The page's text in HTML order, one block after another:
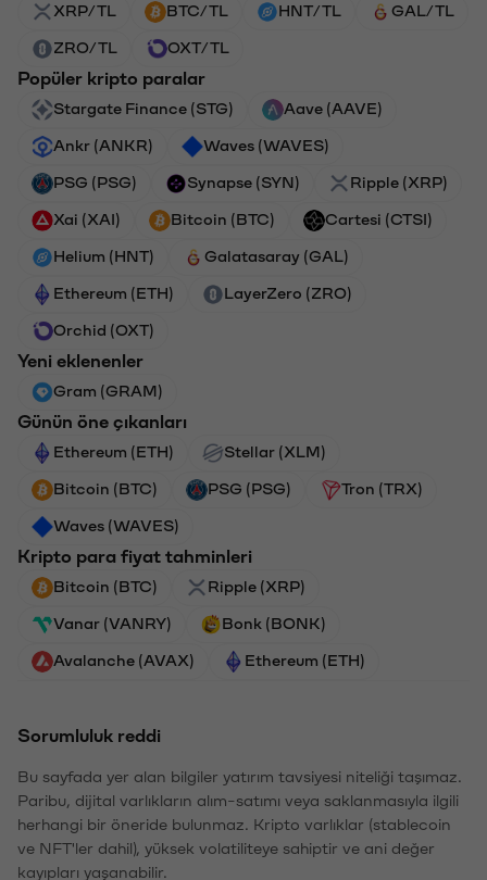
XRP/TL BTC/TL HNT/TL GAL/TL
ZRO/TL OXT/TL
Popüler kripto paralar
Stargate Finance (STG) Aave (AAVE)
Ankr (ANKR) Waves (WAVES)
PSG (PSG) Synapse (SYN) Ripple (XRP)
Xai (XAI) Bitcoin (BTC) Cartesi (CTSI)
Helium (HNT) Galatasaray (GAL)
Ethereum (ETH) LayerZero (ZRO)
Orchid (OXT)
Yeni eklenenler
Gram (GRAM)
Günün öne çıkanları
Ethereum (ETH) Stellar (XLM)
Bitcoin (BTC) PSG (PSG) Tron (TRX)
Waves (WAVES)
Kripto para fiyat tahminleri
Bitcoin (BTC) Ripple (XRP)
Vanar (VANRY) Bonk (BONK)
Avalanche (AVAX) Ethereum (ETH)
Sorumluluk reddi
Bu sayfada yer alan bilgiler yatırım tavsiyesi niteliği taşımaz.
Paribu, dijital varlıkların alım-satımı veya saklanmasıyla ilgili
herhangi bir öneride bulunmaz. Kripto varlıklar (stablecoin
ve NFT'ler dahil), yüksek volatiliteye sahiptir ve ani değer
kayıpları yaşanabilir.